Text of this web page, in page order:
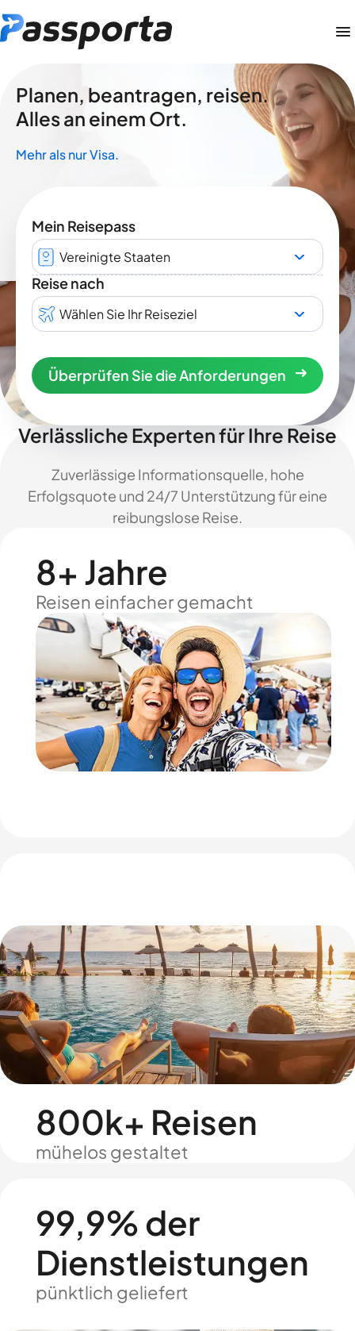
Planen, beantragen, reisen.
Alles an einem Ort.
Mehr als nur Visa.
Mein Reisepass
Vereinigte Staaten
Reise nach
Wählen Sie Ihr Reiseziel
Überprüfen Sie die Anforderungen
Verlässliche Experten für Ihre Reise
Zuverlässige Informationsquelle, hohe
Erfolgsquote und 24/7 Unterstützung für eine
reibungslose Reise.
8+ Jahre
Reisen einfacher gemacht
800k+ Reisen
mühelos gestaltet
99,9% der
Dienstleistungen
pünktlich geliefert